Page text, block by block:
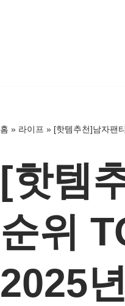
홈 » 라이프 » [핫템추천]남자팬
[핫템
순위
2025